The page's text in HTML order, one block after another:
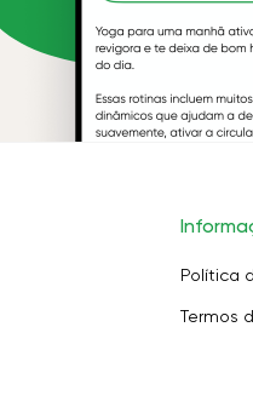
Política
Termos